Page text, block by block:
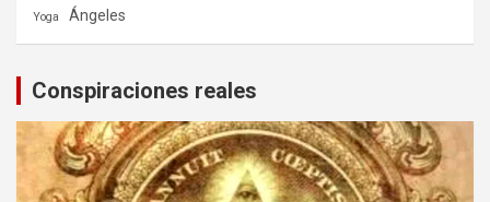
Yoga Ángeles
Conspiraciones reales